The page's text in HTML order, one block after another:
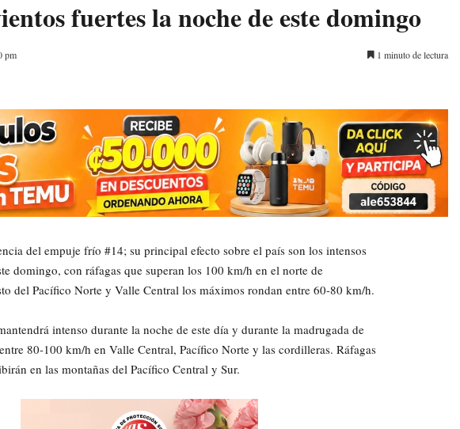
fuertes la noche de este domingo
pm 1 minuto de lectura
del empuje frío #14; su principal efecto sobre el país son los intensos
domingo, con ráfagas que superan los 100 km/h en el norte de
del Pacífico Norte y Valle Central los máximos rondan entre 60-80 km/h.
intenso durante la noche de este día y durante la madrugada de
80-100 km/h en Valle Central, Pacífico Norte y las cordilleras. Ráfagas
en las montañas del Pacífico Central y Sur.